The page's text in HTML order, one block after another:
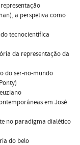
a perspetiva como
tecnocientífica
da representação da
do ser-no-mundo
em José
no paradigma dialético
do belo